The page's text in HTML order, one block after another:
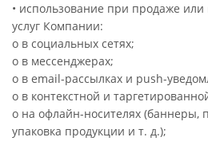
• использование при продаже
услуг Компании:
o в социальных сетях;
o в мессенджерах;
o в email-рассылках и push-
o в контекстной и
o на офлайн-носителях (баннеры,
упаковка продукции и т. д.);